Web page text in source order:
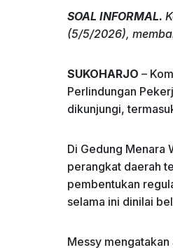
c
b
o
o
k
k
dI
n
SOAL INFORMAL.
(5/5/2026),
SUKOHARJO –
Perlindungan
dikunjungi,
Di Gedung Menara
perangkat daerah
pembentukan
selama ini dinilai
Messy